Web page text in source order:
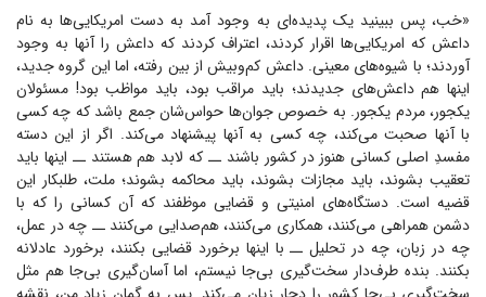
«خب، پس ببینید یک پدیده‌ای به وجود آمد به دست امریکایی‌ها به نام
داعش که امریکایی‌ها اقرار کردند، اعتراف کردند که داعش را آنها به وجود
آوردند؛ با شیوه‌های معینی. داعش کم‌وبیش از بین رفته، اما این گروه جدید،
اینها هم داعش‌های جدیدند؛ باید مراقب بود، باید مواظب بود! مسئولان
یکجور، مردم یکجور. به خصوص جوان‌ها حواس‌شان جمع باشد که چه کسی
با آنها صحبت می‌کند، چه کسی به آنها پیشنهاد می‌کند. اگر از این دسته
مفسدِ اصلی کسانی هنوز در کشور باشند ــ که لابد هم هستند ــ اینها باید
تعقیب بشوند، باید مجازات بشوند، باید محاکمه بشوند؛ ملت، طلبکار این
قضیه است. دستگاه‌های امنیتی و قضایی موظفند که آن کسانی را که با
دشمن همراهی می‌کنند، همکاری می‌کنند، هم‌صدایی می‌کنند ــ چه در عمل،
چه در زبان، چه در تحلیل ــ با اینها برخورد قضایی بکنند، برخورد عادلانه
بکنند. بنده طرف‌دار سخت‌گیری بی‌جا نیستم، اما آسان‌گیری بی‌جا هم مثل